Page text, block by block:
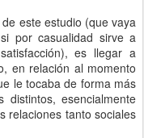
este estudio (que vaya
por casualidad sirve a
es llegar a
en relación al momento
le tocaba de forma más
esencialmente
relaciones tanto sociales